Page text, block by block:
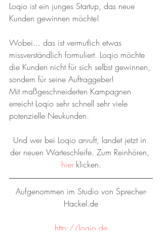
Loqio ist ein junges Startup, das neue
Kunden gewinnen möchte!
Wobei... das ist vermutlich etwas
missverständlich formuliert. Loqio möchte
die Kunden nicht für sich selbst gewinnen,
sondern für seine Auftraggeber!
Mit maßgeschneiderten Kampagnen
erreicht Loqio sehr schnell sehr viele
potenzielle Neukunden.
Und wer bei Loqio anruft, landet jetzt in
der neuen Warteschleife. Zum Reinhören,
hier klicken.
Aufgenommen im Studio von Sprecher-
Hackel.de
http://loqio.de